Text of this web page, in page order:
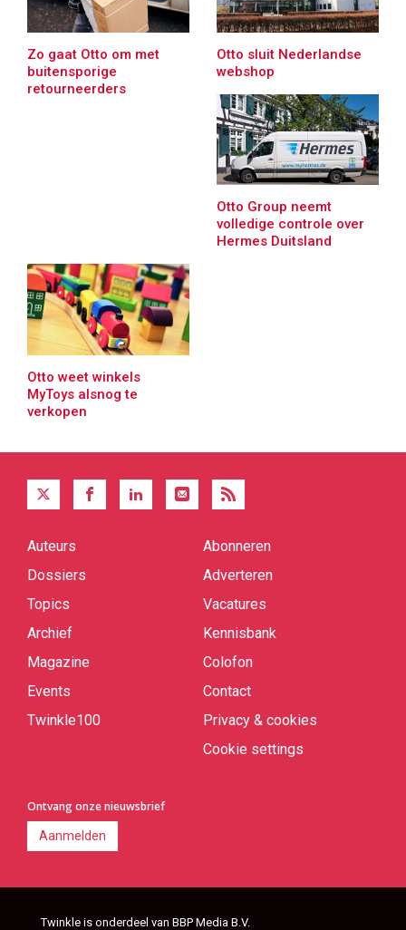
Zo gaat Otto om met
buitensporige
retourneerders
Otto sluit Nederlandse
webshop
Otto Group neemt
volledige controle over
Hermes Duitsland
Otto weet winkels
MyToys alsnog te
verkopen
Quick
Auteurs
Dossiers
Topics
Archief
Magazine
Events
Twinkle100
Abonneren
Adverteren
Vacatures
Kennisbank
Colofon
Contact
Privacy & cookies
Cookie settings
Ontvang onze nieuwsbrief
Aanmelden
Twinkle is onderdeel van BBP Media B.V.